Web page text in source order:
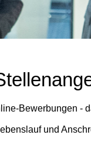
Bewerbungen -
und